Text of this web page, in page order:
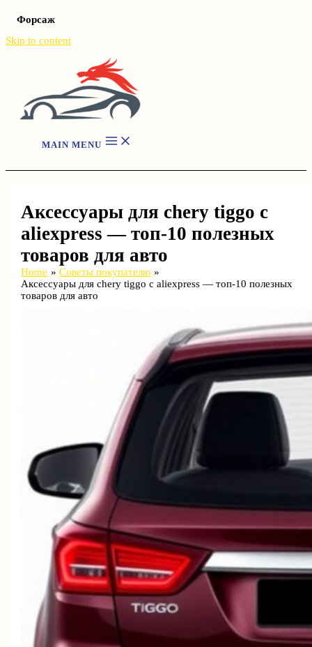
Форсаж
Skip to content
MAIN MENU
Аксессуары для chery tiggo с
aliexpress — топ-10 полезных
товаров для авто
Home
Советы покупателю
Аксессуары для chery tiggo с aliexpress — топ-10 полезных
товаров для авто